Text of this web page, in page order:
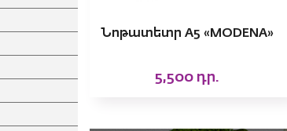
Նոթատետր A5 «MODENA»
5,500 դր.